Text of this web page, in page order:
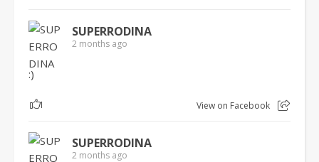
SUPERRODINA
2 months ago
:)
1 View on Facebook
SUPERRODINA
2 months ago